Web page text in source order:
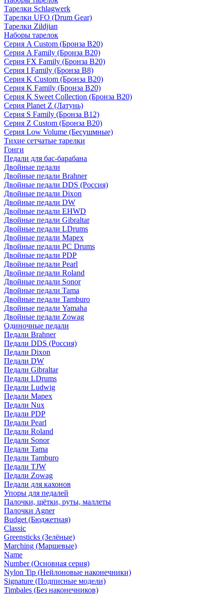
Тарелки Schlagwerk
Тарелки UFO (Drum Gear)
Тарелки Zildjian
Наборы тарелок
Серия A Custom (Бронза B20)
Серия A Family (Бронза B20)
Серия FX Family (Бронза B20)
Серия I Family (Бронза B8)
Серия K Custom (Бронза B20)
Серия K Family (Бронза B20)
Серия K Sweet Collection (Бронза B20)
Серия Planet Z (Латунь)
Серия S Family (Бронза B12)
Серия Z Custom (Бронза B20)
Серия Low Volume (Бесушмные)
Тихие сетчатые тарелки
Гонги
Педали для бас-барабана
Двойные педали
Двойные педали Brahner
Двойные педали DDS (Россия)
Двойные педали Dixon
Двойные педали DW
Двойные педали EHWD
Двойные педали Gibraltar
Двойные педали LDrums
Двойные педали Mapex
Двойные педали PC Drums
Двойные педали PDP
Двойные педали Pearl
Двойные педали Roland
Двойные педали Sonor
Двойные педали Tama
Двойные педали Tamburo
Двойные педали Yamaha
Двойные педали Zowag
Одиночные педали
Педали Brahner
Педали DDS (Россия)
Педали Dixon
Педали DW
Педали Gibraltar
Педали LDrums
Педали Ludwig
Педали Mapex
Педали Nux
Педали PDP
Педали Pearl
Педали Roland
Педали Sonor
Педали Tama
Педали Tamburo
Педали TJW
Педали Zowag
Педали для кахонов
Упоры для педалей
Палочки, щётки, руты, маллеты
Палочки Agner
Budget (Бюджетная)
Classic
Greensticks (Зелёные)
Marching (Маршевые)
Name
Number (Основная серия)
Nylon Tip (Нейлоновые наконечники)
Signature (Подписные модели)
Timbales (Без наконечников)